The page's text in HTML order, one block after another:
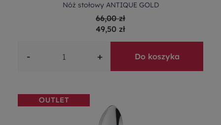
Nóż stołowy ANTIQUE GOLD
66,00 zł
49,50 zł
- + Do koszyka